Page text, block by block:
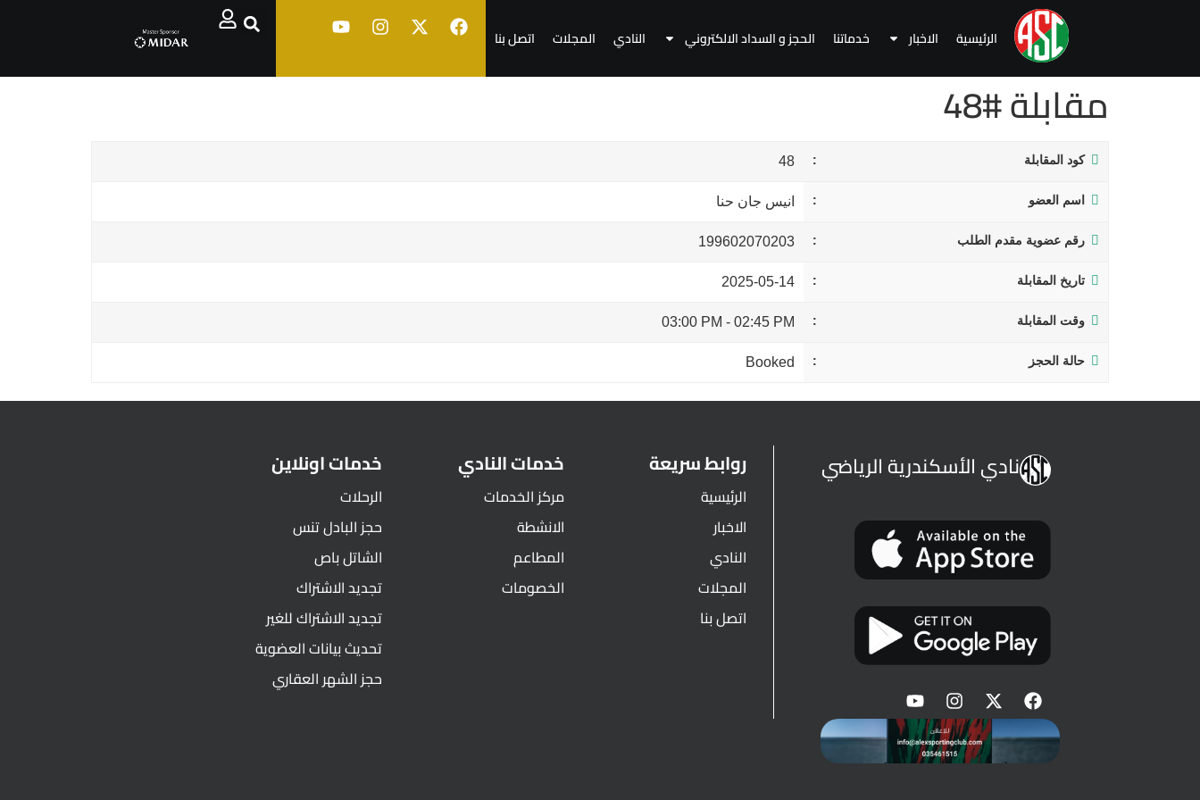
الرئيسية الاخبار خدماتنا الحجز و السداد الالكتروني النادي المجلات اتصل بنا
مقابلة #48
كود المقابلة 48
اسم العضو انيس جان حنا
رقم عضوية مقدم الطلب 199602070203
تاريخ المقابلة 2025-05-14
وقت المقابلة 02:45 PM
-
03:00 PM
حالة الحجز Booked
نادي الأسكندرية الرياضي روابط سريعة
الرئيسية
الاخبار
النادي
المجلات
اتصل بنا
خدمات النادي
مركز الخدمات
الانشطة
المطاعم
الخصومات
خدمات اونلاين
الرحلات
حجز البادل تنس
الشاتل باص
تجديد الاشتراك
تجديد الاشتراك للغير
تحديث بيانات العضوية
حجز الشهر العقاري